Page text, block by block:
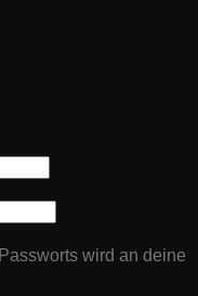
wird an deine